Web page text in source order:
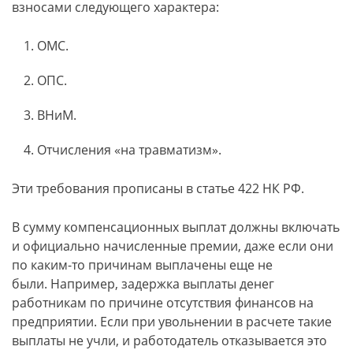
взносами следующего характера:
ОМС.
ОПС.
ВНиМ.
Отчисления «на травматизм».
Эти требования прописаны в статье 422 НК РФ.
В сумму компенсационных выплат должны включать
и официально начисленные премии, даже если они
по каким-то причинам выплачены еще не
были. Например, задержка выплаты денег
работникам по причине отсутствия финансов на
предприятии. Если при увольнении в расчете такие
выплаты не учли, и работодатель отказывается это